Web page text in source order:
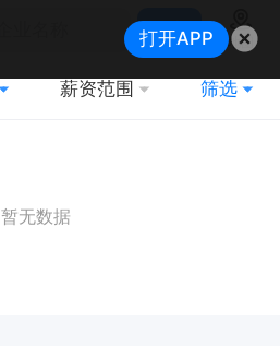
搜索
地图
薪资范围 筛选
暂无数据
打开APP